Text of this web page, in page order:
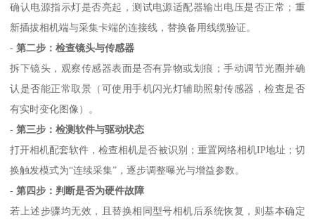
确认电源指示灯是否亮起，测试电源适配器输出电压是否正常；重
新插拔相机端与采集卡端的连接线，替换备用线缆验证。
-第二步：检查镜头与传感器
拆下镜头，观察传感器表面是否有异物或划痕；手动调节光圈并确
认是否能正常取景（可使用手机闪光灯辅助照射传感器，检查是否
有实时变化图像）。
-第三步：检测软件与驱动状态
打开相机配套软件，检查相机是否被识别；重置网络相机IP地址；切
换触发模式为“连续采集”，逐步调整曝光与增益参数。
-第四步：判断是否为硬件故障
若上述步骤均无效，且替换相同型号相机后系统恢复，则基本确定